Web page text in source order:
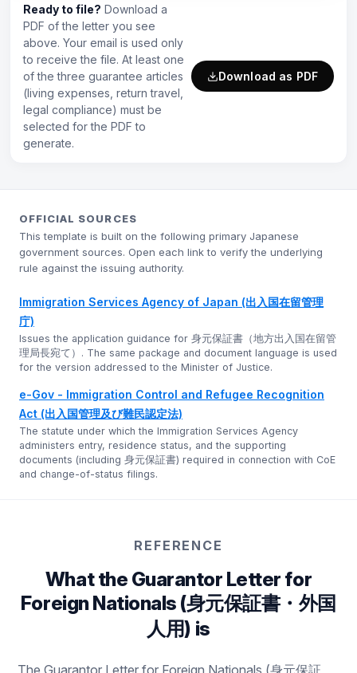
Ready to file? Download a
PDF of the letter you see
above. Your email is used only
to receive the file. At least one
of the three guarantee articles
(living expenses, return travel,
legal compliance) must be
selected for the PDF to
generate.
Download as PDF
OFFICIAL SOURCES
This template is built on the following primary Japanese
government sources. Open each link to verify the underlying
rule against the issuing authority.
Immigration Services Agency of Japan (出入国在留管理
庁)
Issues the application guidance for 身元保証書（地方出入国在留管
理局長宛て）. The same package and document language is used
for the version addressed to the Minister of Justice.
e-Gov - Immigration Control and Refugee Recognition
Act (出入国管理及び難民認定法)
The statute under which the Immigration Services Agency
administers entry, residence status, and the supporting
documents (including 身元保証書) required in connection with CoE
and change-of-status filings.
REFERENCE
What the Guarantor Letter for
Foreign Nationals (身元保証書・外国
人用) is
The Guarantor Letter for Foreign Nationals (身元保証